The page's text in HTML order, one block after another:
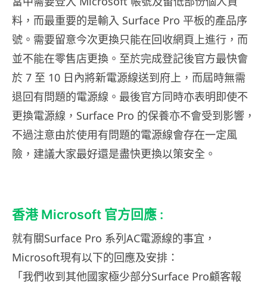
料，而最重要的是輸入 Surface Pro 平板的產品序
號。需要留意今次更換只能在回收網頁上進行，而
並不能在零售店更換。至於完成登記後官方最快會
於 7 至 10 日內將新電源線送到府上，而屆時無需
退回有問題的電源線。最後官方同時亦表明即使不
更換電源線，Surface Pro 的保養亦不會受到影響，
不過注意由於使用有問題的電源線會存在一定風
險，建議大家最好還是盡快更換以策安全。
香港 Microsoft 官方回應 :
就有關Surface Pro 系列AC電源線的事宜，
Microsoft現有以下的回應及安排：
「我們收到其他國家極少部分Surface Pro顧客報